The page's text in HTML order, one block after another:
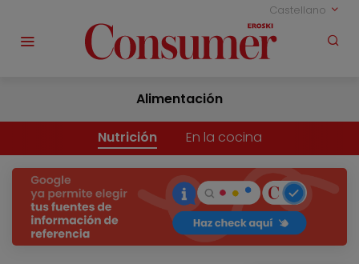
Castellano
Alimentación
Nutrición En la cocina